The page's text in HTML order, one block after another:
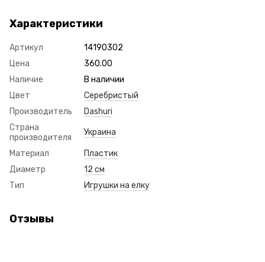
Характеристики
Артикул
14190302
Цена
360.00
Наличие
В наличии
Цвет
Серебристый
Производитель
Dashuri
Страна
производителя
Украина
Материал
Пластик
Диаметр
12 см
Тип
Игрушки на елку
Отзывы